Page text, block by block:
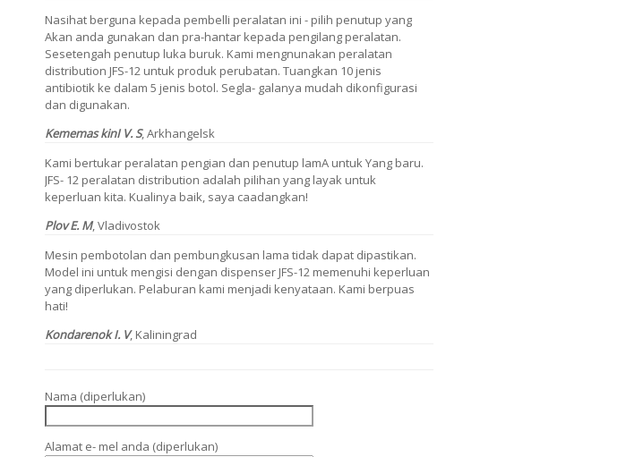
Nasihat berguna kepada pembelli peralatan ini - pilih penutup yang
Akan anda gunakan dan pra-hantar kepada pengilang peralatan.
Sesetengah penutup luka buruk. Kami mengnunakan peralatan
distribution JFS-12 untuk produk perubatan. Tuangkan 10 jenis
antibiotik ke dalam 5 jenis botol. Segla- galanya mudah dikonfigurasi
dan digunakan.
Kememas kinI V. S, Arkhangelsk
Kami bertukar peralatan pengian dan penutup lamA untuk Yang baru.
JFS- 12 peralatan distribution adalah pilihan yang layak untuk
keperluan kita. Kualinya baik, saya caadangkan!
Plov E. M, Vladivostok
Mesin pembotolan dan pembungkusan lama tidak dapat dipastikan.
Model ini untuk mengisi dengan dispenser JFS-12 memenuhi keperluan
yang diperlukan. Pelaburan kami menjadi kenyataan. Kami berpuas
hati!
Kondarenok I. V, Kaliningrad
Nama (diperlukan)
Alamat e- mel anda (diperlukan)